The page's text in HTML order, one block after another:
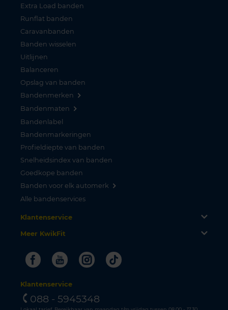
Extra Load banden
Runflat banden
Caravanbanden
Banden wisselen
Uitlijnen
Balanceren
Opslag van banden
Bandenmerken
Bandenmaten
Bandenlabel
Bandenmarkeringen
Profieldiepte van banden
Snelheidsindex van banden
Goedkope banden
Banden voor elk automerk
Alle bandenservices
Klantenservice
Meer KwikFit
FacebookYoutubeInstagram
Tiktok
Klantenservice
088 - 5945348